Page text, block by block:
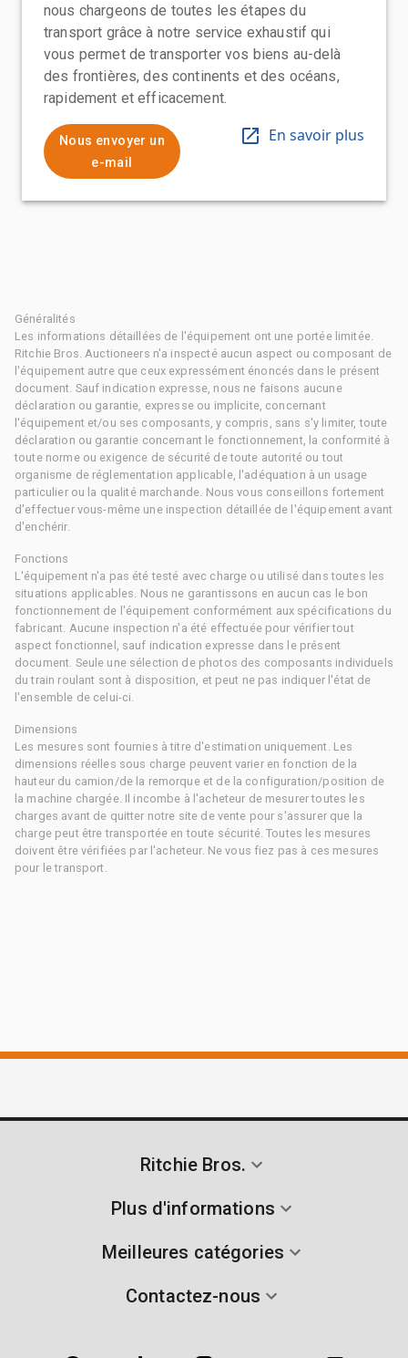
nous chargeons de toutes les étapes du
transport grâce à notre service exhaustif qui
vous permet de transporter vos biens au-delà
des frontières, des continents et des océans,
rapidement et efficacement.
Nous envoyer un
e-mail
En savoir plus
Généralités
Les informations détaillées de l'équipement ont une portée limitée.
Ritchie Bros. Auctioneers n'a inspecté aucun aspect ou composant de
l'équipement autre que ceux expressément énoncés dans le présent
document. Sauf indication expresse, nous ne faisons aucune
déclaration ou garantie, expresse ou implicite, concernant
l'équipement et/ou ses composants, y compris, sans s'y limiter, toute
déclaration ou garantie concernant le fonctionnement, la conformité à
toute norme ou exigence de sécurité de toute autorité ou tout
organisme de réglementation applicable, l'adéquation à un usage
particulier ou la qualité marchande. Nous vous conseillons fortement
d'effectuer vous-même une inspection détaillée de l'équipement avant
d'enchérir.
Fonctions
L'équipement n'a pas été testé avec charge ou utilisé dans toutes les
situations applicables. Nous ne garantissons en aucun cas le bon
fonctionnement de l'équipement conformément aux spécifications du
fabricant. Aucune inspection n'a été effectuée pour vérifier tout
aspect fonctionnel, sauf indication expresse dans le présent
document. Seule une sélection de photos des composants individuels
du train roulant sont à disposition, et peut ne pas indiquer l'état de
l'ensemble de celui-ci.
Dimensions
Les mesures sont fournies à titre d'estimation uniquement. Les
dimensions réelles sous charge peuvent varier en fonction de la
hauteur du camion/de la remorque et de la configuration/position de
la machine chargée. Il incombe à l'acheteur de mesurer toutes les
charges avant de quitter notre site de vente pour s'assurer que la
charge peut être transportée en toute sécurité. Toutes les mesures
doivent être vérifiées par l'acheteur. Ne vous fiez pas à ces mesures
pour le transport.
Ritchie Bros.
Plus d'informations
Meilleures catégories
Contactez-nous